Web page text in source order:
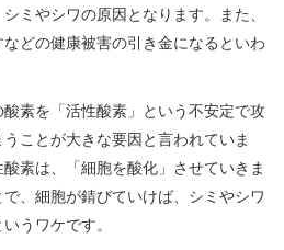
ミやシワの原因となります。また、
どの健康被害の引き金になるといわ
素を「活性酸素」という不安定で攻
ことが大きな要因と言われていま
素は、「細胞を酸化」させていきま
、細胞が錆びていけば、シミやシワ
うワケです。